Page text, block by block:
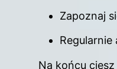
Zapoznaj
Na końcu